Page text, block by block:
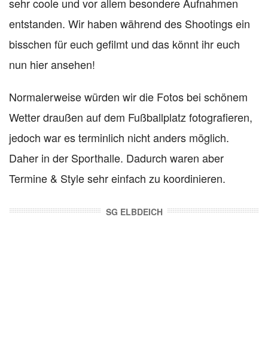
entstanden. Wir haben während des Shootings ein
bisschen für euch gefilmt und das könnt ihr euch
nun hier ansehen!
Normalerweise würden wir die Fotos bei schönem
Wetter draußen auf dem Fußballplatz fotografieren,
jedoch war es terminlich nicht anders möglich.
Daher in der Sporthalle. Dadurch waren aber
Termine & Style sehr einfach zu koordinieren.
SG ELBDEICH